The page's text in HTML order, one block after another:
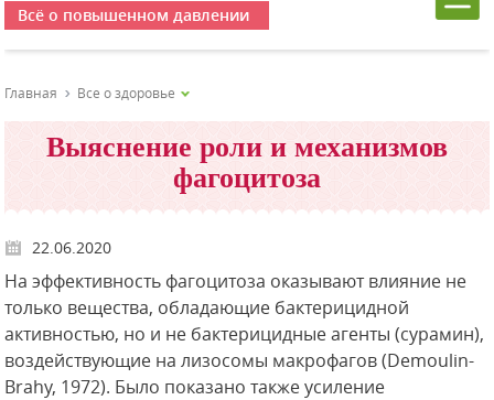
Всё о повышенном давлении
Главная Все о здоровье
Выяснение роли и механизмов
фагоцитоза
22.06.2020
На эффективность фагоцитоза оказывают влияние не
только вещества, обладающие бактерицидной
активностью, но и не бактерицидные агенты (сурамин),
воздействующие на лизосомы макрофагов (Demoulin-
Brahy, 1972). Было показано также усиление